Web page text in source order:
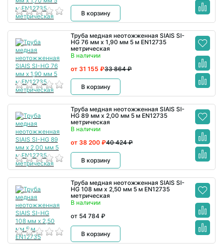
В корзину
Труба медная неотожженная SIAIS SI-
HG 76 мм x 1,90 мм 5 м EN12735
метрическая
В наличии
33 864 ₽
от 31 155 ₽
В корзину
Труба медная неотожженная SIAIS SI-
HG 89 мм x 2,00 мм 5 м EN12735
метрическая
В наличии
40 424 ₽
от 38 200 ₽
В корзину
Труба медная неотожженная SIAIS SI-
HG 108 мм x 2,50 мм 5 м EN12735
метрическая
В наличии
от 54 784 ₽
В корзину